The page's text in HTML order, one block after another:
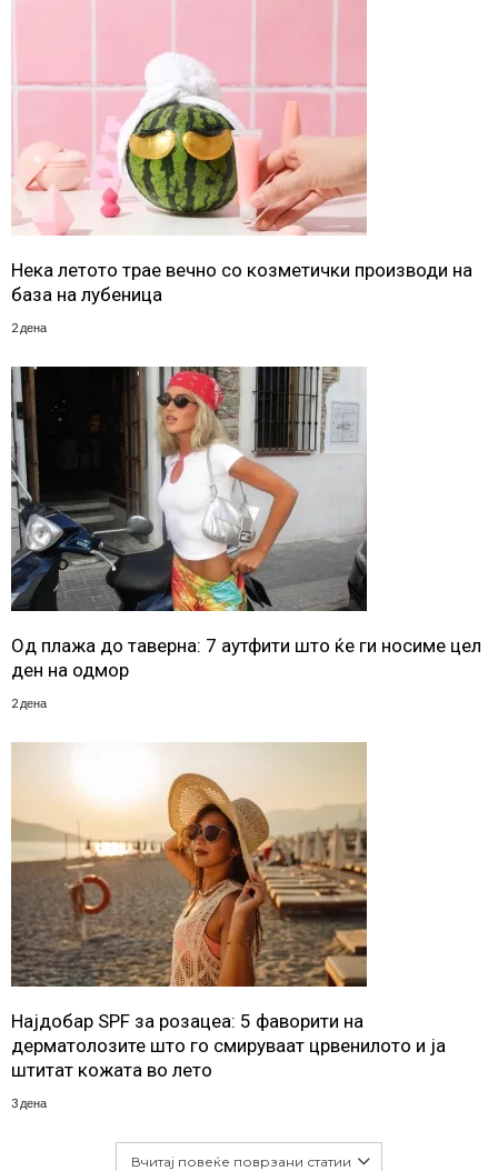
Нека летото трае вечно со козметички производи на
база на лубеница
2 дена
Од плажа до таверна: 7 аутфити што ќе ги носиме цел
ден на одмор
2 дена
Најдобар SPF за розацеа: 5 фаворити на
дерматолозите што го смируваат црвенилото и ја
штитат кожата во лето
3 дена
Вчитај повеќе поврзани статии